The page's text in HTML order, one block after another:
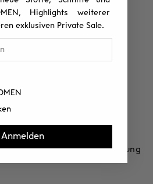
Trocknen
Reinigung
Professionelle Reinigung
Highlights weiterer
exklusiven Private Sale.
Anmelden